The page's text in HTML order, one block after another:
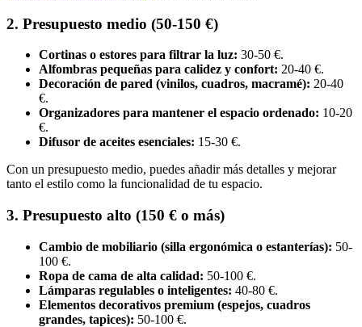
2. Presupuesto medio (50-150 €)
Cortinas o estores para filtrar la luz: 30-50 €.
Alfombras pequeñas para calidez y confort: 20-40 €.
Decoración de pared (vinilos, cuadros, macramé): 20-40
€.
Organizadores para mantener el espacio ordenado: 10-20
€.
Difusor de aceites esenciales: 15-30 €.
Con un presupuesto medio, puedes añadir más detalles y mejorar
tanto el estilo como la funcionalidad de tu espacio.
3. Presupuesto alto (150 € o más)
Cambio de mobiliario (silla ergonómica o estanterías): 50-
100 €.
Ropa de cama de alta calidad: 50-100 €.
Lámparas regulables o inteligentes: 40-80 €.
Elementos decorativos premium (espejos, cuadros
grandes, tapices): 50-100 €.